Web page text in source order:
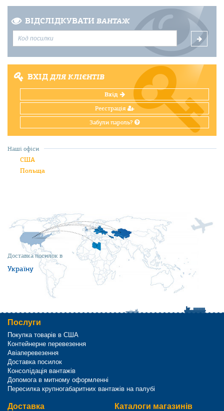
ВІДСЛІДКУВАТИ ВАНТАЖ
ВХІДДЛЯ КЛІЄНТІВ
Вхід
Реєстрація
Забули пароль?
Доставка посилок в
Україну
Наші офіси
США
Польща
Послуги
Покупка товарів в США
Контейнерне перевезення
Авіаперевезення
Доставка посилок
Консолідація вантажів
Допомога в митному оформленні
Пересилка крупногабаритних вантажів на палубі
Доставка Каталоги магазинів